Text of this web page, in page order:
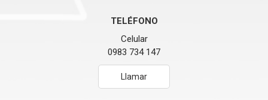
TELÉFONO
Celular
0983 734 147
Llamar